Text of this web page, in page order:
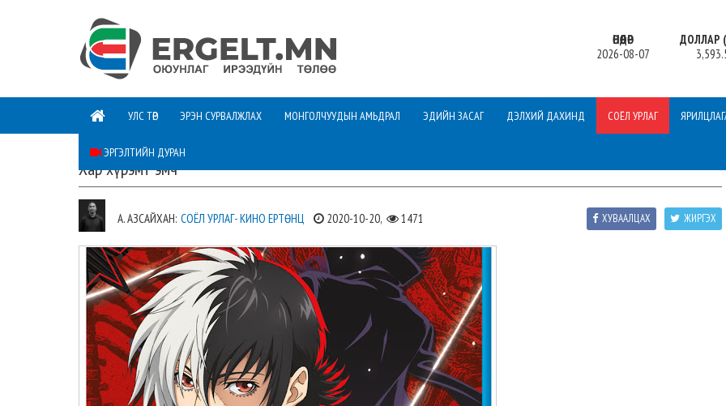
ӨНӨӨДӨР
2026-08-07
ДОЛЛАР
УЛС ТӨР ЭРЭН СУРВАЛЖЛАХ МОНГОЛЧУУДЫН АМЬДРАЛ ЭДИЙН ЗАСАГ ДЭЛХИЙ ДАХИНД СОЁЛ УРЛАГ
ЭРГЭЛТИЙН ДУРАН
Хар хүрэмт эмч
А. АЗСАЙХАН: СОЁЛ УРЛАГ- КИНО ЕРТӨНЦ 2020-10-20, 1471 ЖИРГЭХ
ХУВААЛЦАХ